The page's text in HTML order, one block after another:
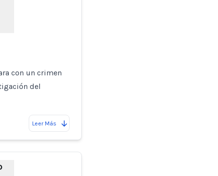
con un crimen
del
Leer Más